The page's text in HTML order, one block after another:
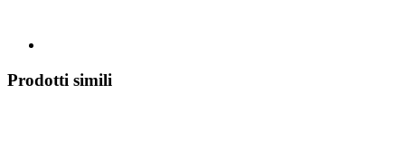
Prodotti simili